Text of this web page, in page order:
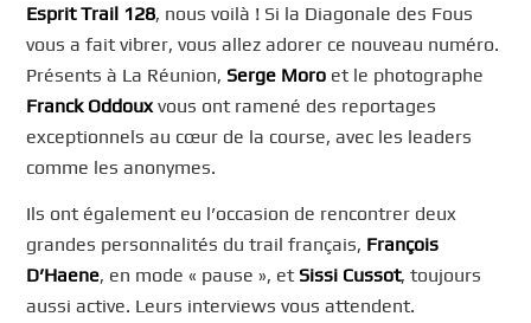
Esprit Trail 128, nous voilà ! Si la Diagonale des Fous
vous a fait vibrer, vous allez adorer ce nouveau numéro.
Présents à La Réunion, Serge Moro et le photographe
Franck Oddoux vous ont ramené des reportages
exceptionnels au cœur de la course, avec les leaders
comme les anonymes.
Ils ont également eu l’occasion de rencontrer deux
grandes personnalités du trail français, François
D’Haene, en mode « pause », et Sissi Cussot, toujours
aussi active. Leurs interviews vous attendent.